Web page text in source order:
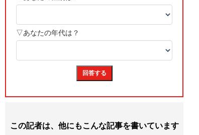
この記者は、他にもこんな記事を書いています